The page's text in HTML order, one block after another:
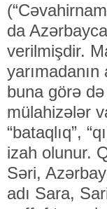
da
verilmişdir.
buna görə də
mülahizələr
“bataqlıq”,
izah olunur.
Səri,
adı Sara,